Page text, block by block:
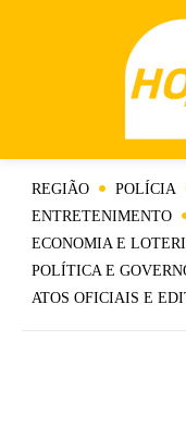
REGIÃO POLÍCIA
ENTRETENIMENTO
ECONOMIA E
POLÍTICA E
ATOS OFICIAIS E